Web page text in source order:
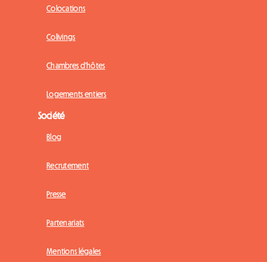
Colocations
Colivings
Chambres d'hôtes
Logements entiers
Société
Blog
Recrutement
Presse
Partenariats
Mentions légales